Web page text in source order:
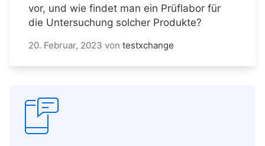
vor, und wie findet man ein Prüflabor für
die Untersuchung solcher Produkte?
20. Februar, 2023 von testxchange